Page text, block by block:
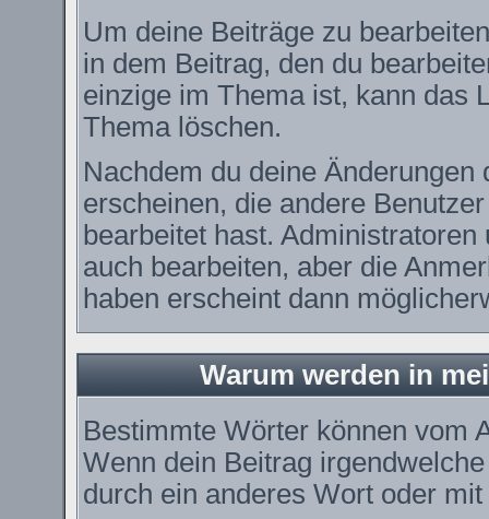
Um deine Beiträge zu
in dem Beitrag, den du
einzige im Thema ist, kann das
Thema löschen.
Nachdem du deine
erscheinen, die andere
bearbeitet hast.
auch bearbeiten, aber die
haben erscheint dann
Warum werden in
Bestimmte Wörter können vom
Wenn dein Beitrag
durch ein anderes Wort oder